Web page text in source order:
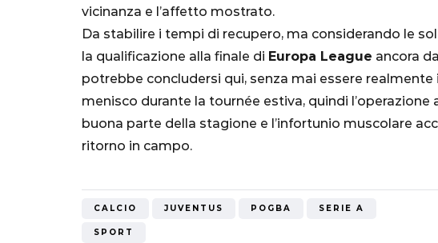
vicinanza e l’affetto mostrato.
Da stabilire i tempi di recupero, ma considerando le
la qualificazione alla finale di Europa League ancora
potrebbe concludersi qui, senza mai essere realmente
menisco durante la tournée estiva, quindi
buona parte della stagione e l’infortunio muscolare
ritorno in campo.
CALCIO JUVENTUS POGBA SERIE A
SPORT